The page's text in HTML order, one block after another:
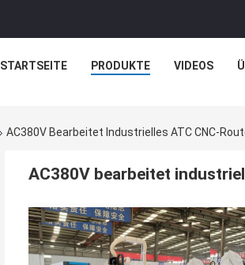
STARTSEITE PRODUKTE VIDEOS
AC380V Bearbeitet Industrielles ATC CNC-
AC380V bearbeitet